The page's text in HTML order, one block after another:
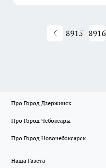
8915 8916
Про Город Дзержинск
Про Город Чебоксары
Про Город Новочебоксарск
Наша Газета